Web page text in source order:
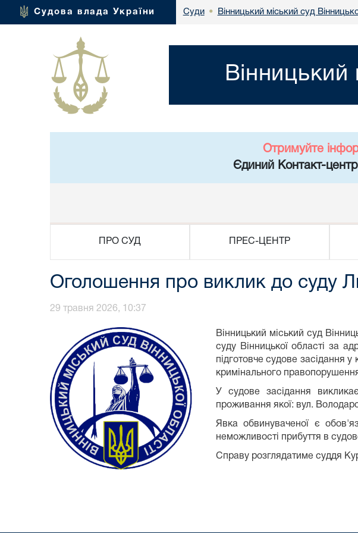
Судова влада України Суди • Вінницький міський суд
Вінницький
Отримуйте
Єдиний Контакт-
ПРО СУД ПРЕС-ЦЕНТР
Оголошення про виклик до суду
29 травня 2026, 10:37
Вінницький міський суд
суду Вінницької області за
підготовче судове засідання
кримінального
У судове засідання
проживання якої: вул.
Явка обвинуваченої є
неможливості прибуття в
Справу розглядатиме суддя